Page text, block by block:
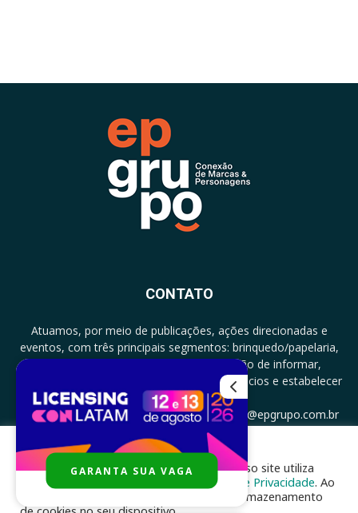
CONTATO
Atuamos, por meio de publicações, ações direcionadas e
eventos, com três principais segmentos: brinquedo/papelaria,
licenciamento e zero a três com a missão de informar,
documentar, proporcionar encontro de negócios e estabelecer
parcerias.
CONTATO: +5511994513097 - atendimento@epgrupo.com.br
SIGA-NOS
Para melhor experiência e navegação, nosso site utiliza
cookies, de acordo com a nossa
Política de Privacidade. Ao
clicar em “aceito”, você concorda com o armazenamento
GARANTA SUA VAGA